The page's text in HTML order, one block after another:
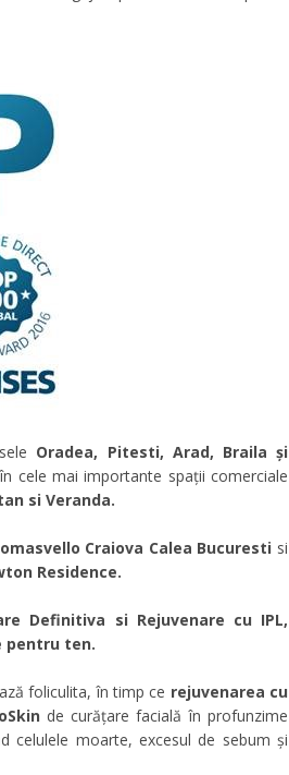
Oradea, Pitesti, Arad, Braila și
cele mai importante spații comerciale
si Veranda.
Craiova Calea Bucuresti si
Residence.
Definitiva si Rejuvenare cu IPL,
pentru ten.
foliculita, în timp ce rejuvenarea cu
de curățare facială în profunzime
celulele moarte, excesul de sebum și